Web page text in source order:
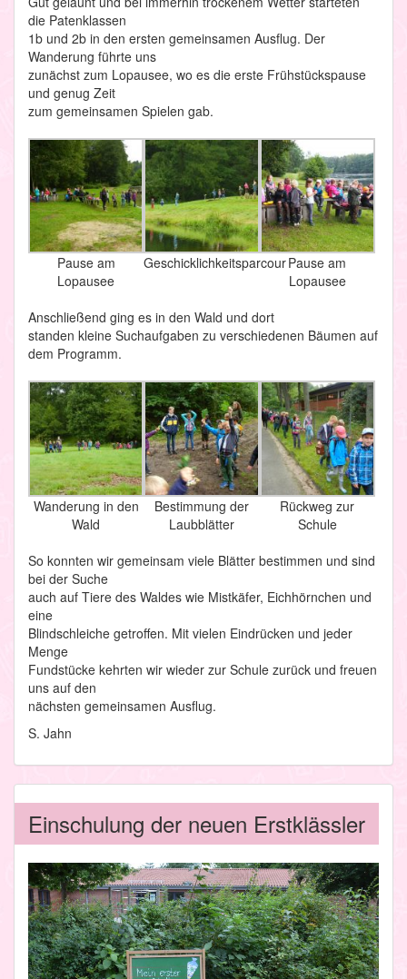
die Patenklassen
1b und 2b in den ersten gemeinsamen Ausflug. Der
Wanderung führte uns
zunächst zum Lopausee, wo es die erste Frühstückspause
und genug Zeit
zum gemeinsamen Spielen gab.
Pause am
Lopausee
GeschicklichkeitsparcourPause am
Lopausee
Anschließend ging es in den Wald und dort
standen kleine Suchaufgaben zu verschiedenen Bäumen auf
dem Programm.
Wanderung in den
Wald
Bestimmung der
Laubblätter
Rückweg zur
Schule
So konnten wir gemeinsam viele Blätter bestimmen und sind
bei der Suche
auch auf Tiere des Waldes wie Mistkäfer, Eichhörnchen und
eine
Blindschleiche getroffen. Mit vielen Eindrücken und jeder
Menge
Fundstücke kehrten wir wieder zur Schule zurück und freuen
uns auf den
nächsten gemeinsamen Ausflug.
S. Jahn
Einschulung der neuen Erstklässler